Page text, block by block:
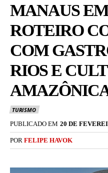
MANAUS
ROTEIRO
COM
RIOS E
TURISMO
PUBLICADO EM 20 DE
POR FELIPE HAVOK